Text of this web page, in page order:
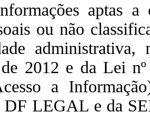
aptas a
ou não
2012 e da Lei
a
DF LEGAL e da